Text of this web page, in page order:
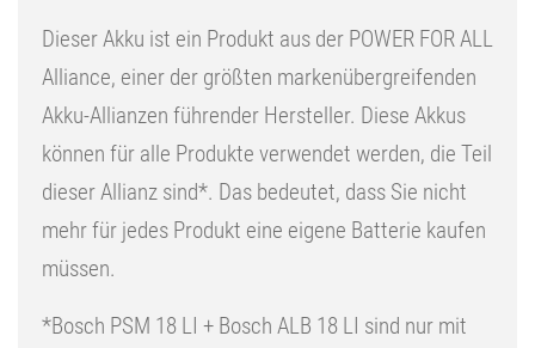
Dieser Akku ist ein Produkt aus der POWER FOR ALL
Alliance, einer der größten markenübergreifenden
Akku-Allianzen führender Hersteller. Diese Akkus
können für alle Produkte verwendet werden, die Teil
dieser Allianz sind*. Das bedeutet, dass Sie nicht
mehr für jedes Produkt eine eigene Batterie kaufen
müssen.
*Bosch PSM 18 LI + Bosch ALB 18 LI sind nur mit